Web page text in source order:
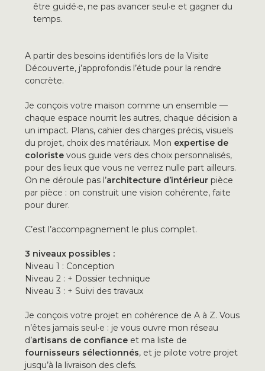
être guidé·e, ne pas avancer seul·e et gagner du
temps.
A partir des besoins identifiés lors de la Visite
Découverte, j’approfondis l’étude pour la rendre
concrète.
Je conçois votre maison comme un ensemble —
chaque espace nourrit les autres, chaque décision a
un impact. Plans, cahier des charges précis, visuels
du projet, choix des matériaux. Mon expertise de
coloristevous guide vers des choix personnalisés,
pour des lieux que vous ne verrez nulle part ailleurs.
On ne déroule pas l’architecture d’intérieur pièce
par pièce : on construit une vision cohérente, faite
pour durer.
C’est l’accompagnement le plus complet.
3 niveaux possibles :
Niveau 1 : Conception
Niveau 2 : + Dossier technique
Niveau 3 : + Suivi des travaux
Je conçois votre projet en cohérence de A à Z. Vous
n’êtes jamais seul·e : je vous ouvre mon réseau
d’artisans de confianceet ma liste de
fournisseurs sélectionnés, et je pilote votre projet
jusqu’à la livraison des clefs.